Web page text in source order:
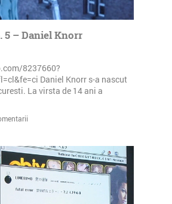
5 – Daniel Knorr
8237660?
Daniel Knorr s-a nascut
La virsta de 14 ani a